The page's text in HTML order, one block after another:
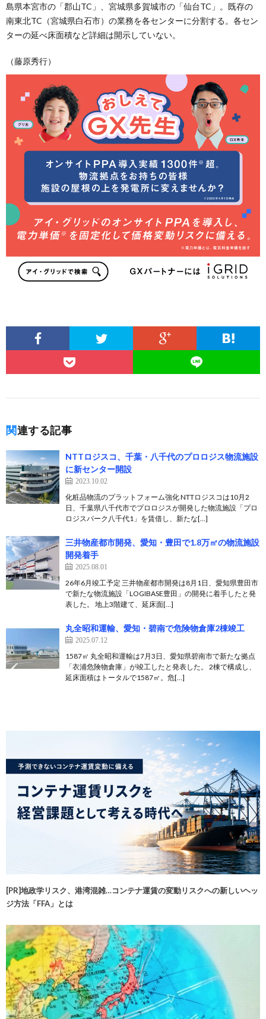
島県本宮市の「郡山TC」、宮城県多賀城市の「仙台TC」。既存の
南東北TC（宮城県白石市）の業務を各センターに分割する。各セン
ターの延べ床面積など詳細は開示していない。
（藤原秀行）
関連する記事
NTTロジスコ、千葉・八千代のプロロジス物流施設
に新センター開設
2023.10.02
化粧品物流のプラットフォーム強化 NTTロジスコは10月2
日、千葉県八千代市でプロロジスが開発した物流施設「プロ
ロジスパーク八千代1」を賃借し、新たな[…]
三井物産都市開発、愛知・豊田で1.8万㎡の物流施設
開発着手
2025.08.01
26年6月竣工予定 三井物産都市開発は8月1日、愛知県豊田市
で新たな物流施設「LOGIBASE豊田」の開発に着手したと発
表した。 地上3階建て、延床面[…]
丸全昭和運輸、愛知・碧南で危険物倉庫2棟竣工
2025.07.12
1587㎡ 丸全昭和運輸は7月3日、愛知県碧南市で新たな拠点
「衣浦危険物倉庫」が竣工したと発表した。 2棟で構成し、
延床面積はトータルで1587㎡。危[…]
[PR]地政学リスク、港湾混雑…コンテナ運賃の変動リスクへの新しいヘッ
ジ方法「FFA」とは